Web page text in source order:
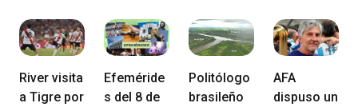
River visita
a Tigre por
Efeméride
s del 8 de
Politólogo
brasileño
AFA
dispuso un